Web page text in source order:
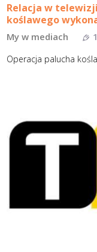
Relacja w
koślawego
My w mediach
Operacja palucha